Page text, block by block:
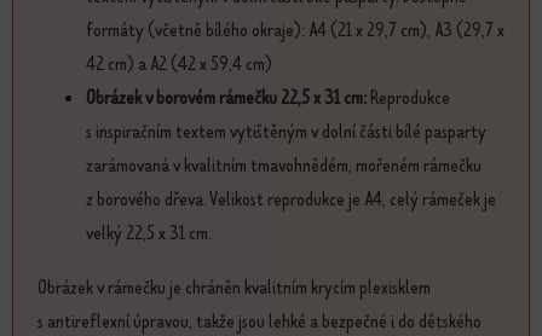
formáty (včetně bílého okraje): A4 (21 x 29,7 cm), A3 (29,7 x
42 cm) a A2 (42 x 59,4 cm)
Obrázek v borovém rámečku 22,5 x 31 cm:Reprodukce
s inspiračním textem vytištěným v dolní části bílé pasparty
zarámovaná v kvalitním tmavohnědém, mořeném rámečku
z borového dřeva. Velikost reprodukce je A4, celý rámeček je
velký 22,5 x 31 cm.
Obrázek v rámečku je chráněn kvalitním krycím plexisklem
s antireflexní úpravou, takže jsou lehké a bezpečné i do dětského